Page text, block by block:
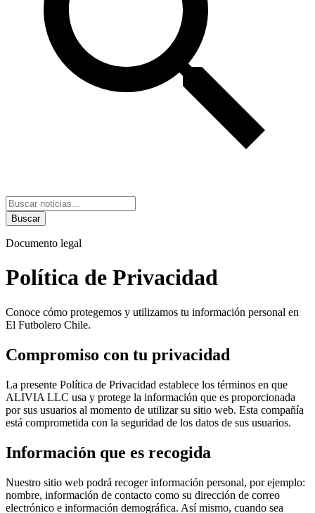
Buscar
Documento legal
Política de Privacidad
Conoce cómo protegemos y utilizamos tu información personal en
El Futbolero Chile.
Compromiso con tu privacidad
La presente Política de Privacidad establece los términos en que
ALIVIA LLC usa y protege la información que es proporcionada
por sus usuarios al momento de utilizar su sitio web. Esta compañía
está comprometida con la seguridad de los datos de sus usuarios.
Información que es recogida
Nuestro sitio web podrá recoger información personal, por ejemplo:
nombre, información de contacto como su dirección de correo
electrónico e información demográfica. Así mismo, cuando sea